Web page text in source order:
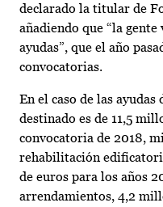
declarado la titular de
añadiendo que “la gente
ayudas”, que el año
convocatorias.
En el caso de las
destinado es de 11,5
convocatoria de 2018,
rehabilitación
de euros para los años
arrendamientos, 4,2